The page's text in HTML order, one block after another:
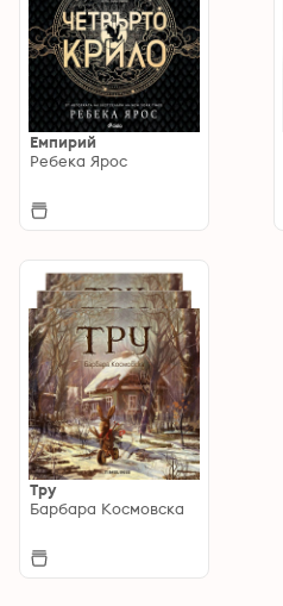
Емпирий
Ребека Ярос
Тру
Барбара Космовска